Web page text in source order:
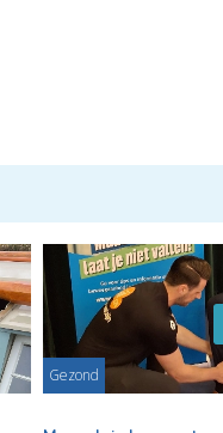
Gezond